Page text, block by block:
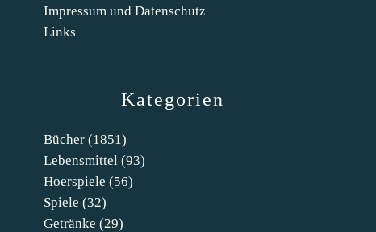
Kategorien
Bücher (1851)
Lebensmittel (93)
Hoerspiele (56)
Spiele (32)
Getränke (29)
Impressum und Datenschutz
Links